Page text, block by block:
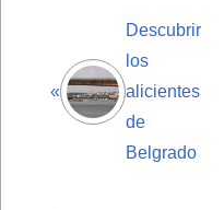
«
Descubrir
los
alicientes
de
Belgrado